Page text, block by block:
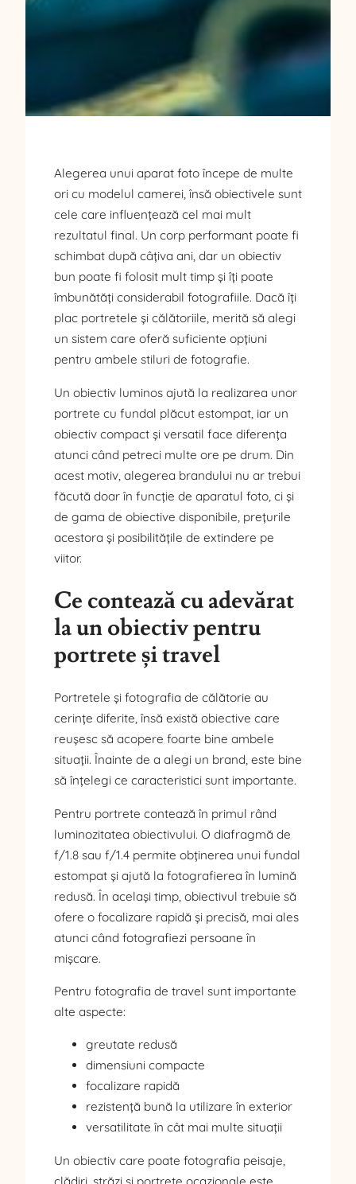
Alegerea unui aparat foto începe de multe
ori cu modelul camerei, însă obiectivele sunt
cele care influențează cel mai mult
rezultatul final. Un corp performant poate fi
schimbat după câțiva ani, dar un obiectiv
bun poate fi folosit mult timp și îți poate
îmbunătăți considerabil fotografiile. Dacă îți
plac portretele și călătoriile, merită să alegi
un sistem care oferă suficiente opțiuni
pentru ambele stiluri de fotografie.
Un obiectiv luminos ajută la realizarea unor
portrete cu fundal plăcut estompat, iar un
obiectiv compact și versatil face diferența
atunci când petreci multe ore pe drum. Din
acest motiv, alegerea brandului nu ar trebui
făcută doar în funcție de aparatul foto, ci și
de gama de obiective disponibile, prețurile
acestora și posibilitățile de extindere pe
viitor.
Ce contează cu adevărat
la un obiectiv pentru
portrete și travel
Portretele și fotografia de călătorie au
cerințe diferite, însă există obiective care
reușesc să acopere foarte bine ambele
situații. Înainte de a alegi un brand, este bine
să înțelegi ce caracteristici sunt importante.
Pentru portrete contează în primul rând
luminozitatea obiectivului. O diafragmă de
f/1.8 sau f/1.4 permite obținerea unui fundal
estompat și ajută la fotografierea în lumină
redusă. În același timp, obiectivul trebuie să
ofere o focalizare rapidă și precisă, mai ales
atunci când fotografiezi persoane în
mișcare.
Pentru fotografia de travel sunt importante
alte aspecte:
greutate redusă
dimensiuni compacte
focalizare rapidă
rezistență bună la utilizare în exterior
versatilitate în cât mai multe situații
Un obiectiv care poate fotografia peisaje,
clădiri, străzi și portrete ocazionale este